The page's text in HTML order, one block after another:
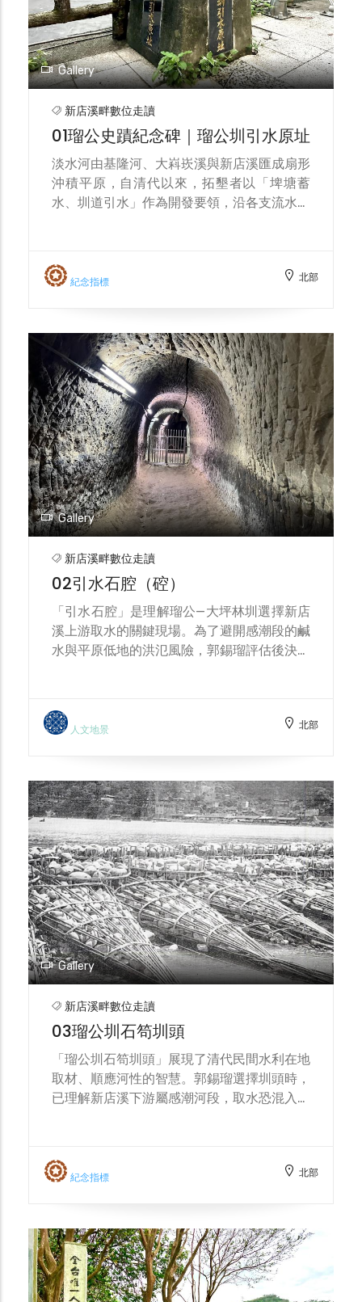
Gallery
新店溪畔數位走讀
01瑠公史蹟紀念碑｜瑠公圳引水原址
淡水河由基隆河、大嵙崁溪與新店溪匯成扇形
沖積平原，自清代以來，拓墾者以「埤塘蓄
水、圳道引水」作為開發要領，沿各支流水系
溪與三峽河則分布永安、萬安、草埤、十二
股、石頭溪、二甲九、南靖厝等圳；新店溪—
「埤＋圳」體系，將季節性、分散的水源轉為
可控的生產力，為臺北平原的稻作與聚落擴張
打下根基。 日治以後，總督府以私人管理效
率不彰為由，依《公共埤圳規則》（1901）
陸續收購並整併瑠公共利益的私辦水圳，先改
組為公共埤圳組合，1920年代再改制為水利
組合。近代測量與工法導入後，原本同一河段
「多口取水、各自為政」的情形被整飭為「合
併取水口、統一幹支線、規範配水」，沿線小
埤或轉為配水池、或予以填廢，水利治理自此
邁向公共化與近代化。在這股制度與工程雙重
推動之下，今日人們所稱的「瑠公圳灌溉系
改修而成的網絡。1907至1915年間，霧裡薛
圳與沿線大小埤塘先併入瑠公體系；戰後，大
坪林圳也納入整編，於是清代原本獨立的三條
大圳——霧裡薛圳、大坪林圳與瑠公圳——在制
地下箱涵，但其線形仍滲入都市紋理，舊埤的
地名與街廓折線也依稀可讀。 瑠公圳的興築
大加蚋堡興雅、撫萊（今松山區一帶）展開開
墾。初期，他嘗試在高地掘池蓄雨，或利用平
原上零散小埤（如今臺北醫學大學附近的柴頭
陂）灌溉，但水量不穩且易於乾涸，隨著入墾
者漸多，小埤也逐被填覆。他遂立志開鑿規模
更大的大圳，以長年穩定的水頭改造荒埔為良
田。取水的關鍵考量有三：其一，必須避開淡
水河主流與近口支流的感潮段，防止鹹淡混雜
影響農事；其二，不宜在平原低窪且常受洪氾
擾動之處設置圳頭；其三，既然臺北平原首圳
——霧裡薛圳——在雍正年間已取源於霧裡薛
溪，為減少競合與確保供水安全，他需要另覓
高程更有利、水質更穩定的水源。綜合地形、
水文與既有圳系布局之後，郭錫瑠選定新店溪
上游作為瑠公大圳的取水口，藉由長距導水幹
線繞越丘陵、跨越溪溝，將清澈、穩定的上游
之水引入大加蚋堡墾區，再以沿線埤塘與分水
為主軸，我們其實是在原野與都市之間讀一條
的公共化與近代化而系統化；它在地表的痕跡
或許退隱，卻以街巷與地名存檔，指認出人與
河在臺北平原上彼此塑形的歷史過程。這也說
明了為何瑠公圳並非孤立的工程，而是整個淡
紀念指標 北部
Gallery
新店溪畔數位走讀
02引水石腔（硿）
「引水石腔」是理解瑠公—大坪林圳選擇新店
溪上游取水的關鍵現場。為了避開感潮段的鹹
水與平原低地的洪氾風險，郭錫瑠評估後決定
遇到兩大難題：其一，圳頭如何穩定取水；其
二，幹線如何越過縱橫的霧裡薛溪。就第一個
岸側天然石壁所阻，只能改以「鑿石成腔」的
方式開築暗渠，於是便有了「引水石腔」的雛
形。自乾隆五年（1740）抵達青潭口起，後
續十二年，工程重點都卡在這道石壁上。 時
局也在此時出現轉折。原位於番界之外的大坪
林庄，在官方規劃下改為官庄，駐兵屯守並招
募佃人入墾，新墾區同樣渴求穩定水源。大坪
林五庄佃戶聽聞郭錫瑠長年投入築圳，遂由墾
戶首蕭妙興出面與之合作，組成「金合興」墾
號接手圳頭工程；一方面向官府稟請告示、確
定圳線，一方面聘用「流壯」護衛與石匠續鑿
石腔。作為交換，郭錫瑠得以在大坪林五庄境
圳幹線。乾隆二十五年（1760），蕭妙興等
人終於鑿通至獅頭山下（今新店小獅山開天宮
下方），以引水石腔為圳頭的「大坪林圳」通
水，在新店地區迅速成為關鍵灌溉水源；其後
本身不直接給田間供水，而是保障上游來水能
切、常水位降低，引水石腔再難以原方式自河
道進水，只得興建大豐抽水廠以幫浦取代落差
取水，滿足農業灌溉之需，引水石腔遂功成身
退。今日走讀至此，看到的是一段被都市化邊
人文地景 北部
Gallery
新店溪畔數位走讀
03瑠公圳石笱圳頭
「瑠公圳石笱圳頭」展現了清代民間水利在地
取材、順應河性的智慧。郭錫瑠選擇圳頭時，
已理解新店溪下游屬感潮河段，取水恐混入鹹
道，關鍵便是「石笱」——以麻竹為骨、藤索
緊綁，內填大小卵石，最後以竹樁錨定在河
置，便在河中形成一道低矮壩體，將來水推擁
至進水口；為抗衡激流衝刷，工匠會在石笱縫
隙與其下游補投卵石，藉以穩固結構與消能。
這一套工法極可能承襲自彰化平原著名的八堡
紀念指標 北部